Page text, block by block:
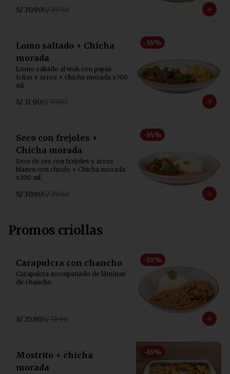
S/ 30.90S/ 35.90
-16%
Lomo saltado + Chicha
morada
Lomo saltado al wok con papas
fritas y arroz + chicha morada x300
ml.
S/ 31.90S/ 37.90
-14%
Seco con frejoles +
Chicha morada
Seco de res con frejoles y arroz
blanco con choclo + Chicha morada
x300 ml.
S/ 30.90S/ 35.90
Promos criollas
-19%
Carapulcra con chancho
Carapulcra acompañado de láminas
de chancho.
S/ 25.90S/ 31.90
-16%
Mostrito + chicha
morada